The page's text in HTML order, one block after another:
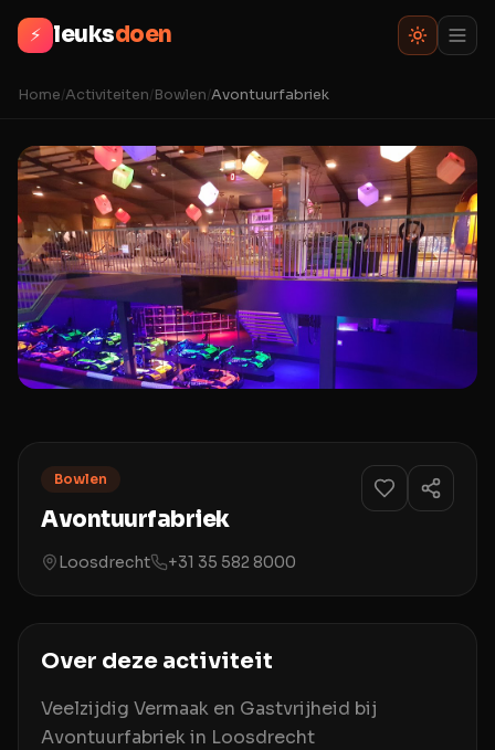
⚡ leuksdoen
Home/Activiteiten/Bowlen/Avontuurfabriek
Bowlen
Avontuurfabriek
Loosdrecht +31 35 582 8000
Over deze activiteit
Veelzijdig Vermaak en Gastvrijheid bij
Avontuurfabriek in Loosdrecht